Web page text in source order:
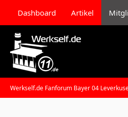
Dashboard Artikel
Werkself.de Fanforum Bayer 04